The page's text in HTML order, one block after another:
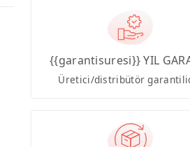
{{garantisuresi}} YIL
Üretici/distribütör